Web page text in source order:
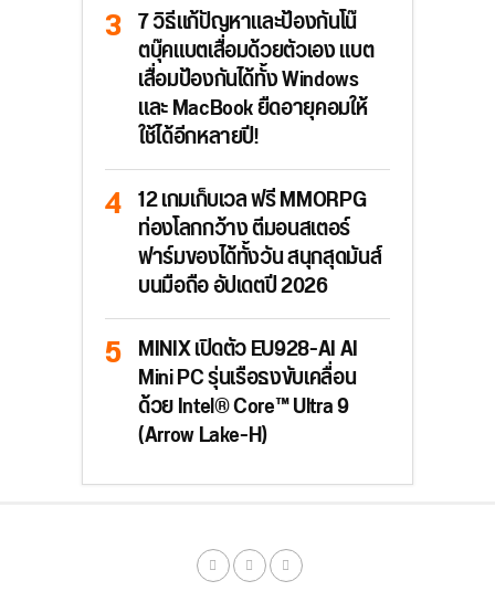
7 วิธีแก้ปัญหาและป้องกันโน๊
ตบุ๊คแบตเสื่อมด้วยตัวเอง แบต
เสื่อมป้องกันได้ทั้ง Windows
และ MacBook ยืดอายุคอมให้
ใช้ได้อีกหลายปี!
12 เกมเก็บเวล ฟรี MMORPG
ท่องโลกกว้าง ตีมอนสเตอร์
ฟาร์มของได้ทั้งวัน สนุกสุดมันส์
บนมือถือ อัปเดตปี 2026
MINIX เปิดตัว EU928-AI AI
Mini PC รุ่นเรือธงขับเคลื่อน
ด้วย Intel® Core™ Ultra 9
(Arrow Lake-H)